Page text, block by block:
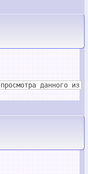
данного из